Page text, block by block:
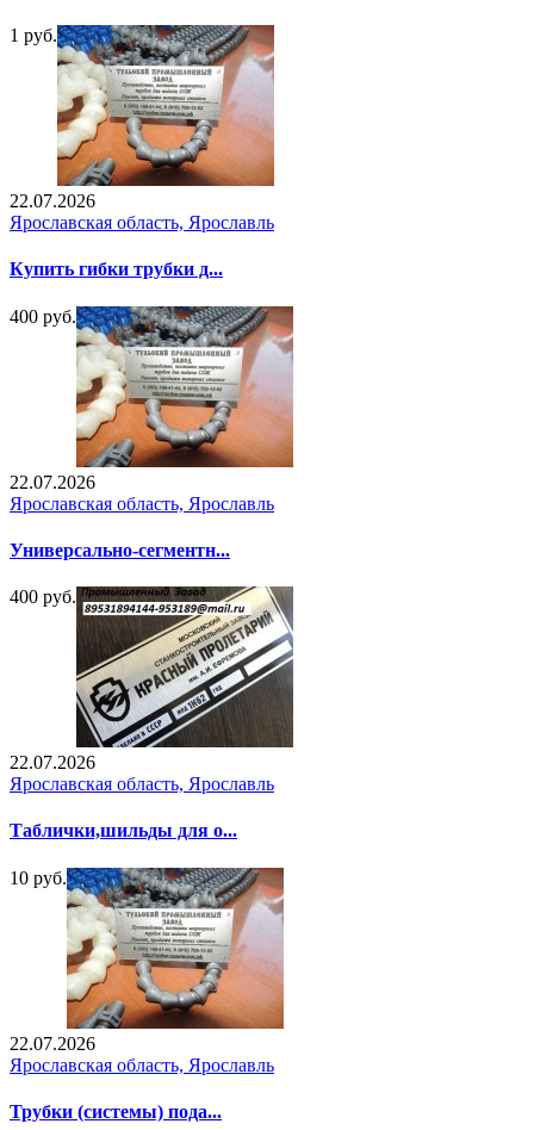
1 руб.
22.07.2026
Ярославская область, Ярославль
Купить гибки трубки д...
400 руб.
22.07.2026
Ярославская область, Ярославль
Универсально-сегментн...
400 руб.
22.07.2026
Ярославская область, Ярославль
Таблички,шильды для о...
10 руб.
22.07.2026
Ярославская область, Ярославль
Трубки (системы) пода...